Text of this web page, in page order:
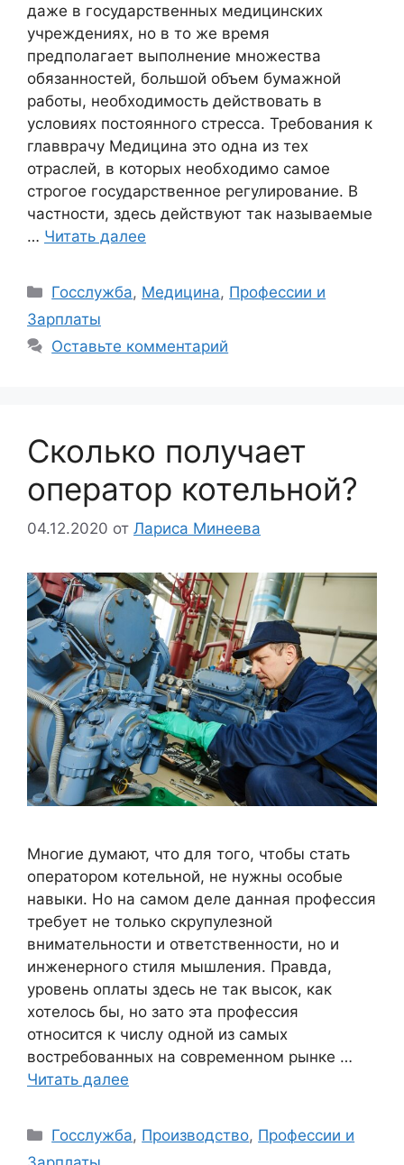
даже в государственных медицинских
учреждениях, но в то же время
предполагает выполнение множества
обязанностей, большой объем бумажной
работы, необходимость действовать в
условиях постоянного стресса. Требования к
главврачу Медицина это одна из тех
отраслей, в которых необходимо самое
строгое государственное регулирование. В
частности, здесь действуют так называемые
… Читать далее
Рубрики
Госслужба, Медицина, Профессии и
Зарплаты
Оставьте комментарий
Сколько получает
оператор котельной?
04.12.2020 от Лариса Минеева
Многие думают, что для того, чтобы стать
оператором котельной, не нужны особые
навыки. Но на самом деле данная профессия
требует не только скрупулезной
внимательности и ответственности, но и
инженерного стиля мышления. Правда,
уровень оплаты здесь не так высок, как
хотелось бы, но зато эта профессия
относится к числу одной из самых
востребованных на современном рынке …
Читать далее
Рубрики
Госслужба, Производство, Профессии и